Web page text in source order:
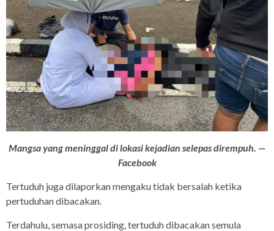
Mangsa yang meninggal di lokasi kejadian selepas dirempuh. —
Facebook
Tertuduh juga dilaporkan mengaku tidak bersalah ketika
pertuduhan dibacakan.
Terdahulu, semasa prosiding, tertuduh dibacakan semula